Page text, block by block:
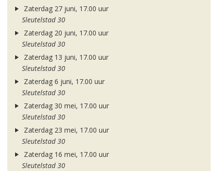
Zaterdag 27 juni, 17.00 uur
Sleutelstad 30
Zaterdag 20 juni, 17.00 uur
Sleutelstad 30
Zaterdag 13 juni, 17.00 uur
Sleutelstad 30
Zaterdag 6 juni, 17.00 uur
Sleutelstad 30
Zaterdag 30 mei, 17.00 uur
Sleutelstad 30
Zaterdag 23 mei, 17.00 uur
Sleutelstad 30
Zaterdag 16 mei, 17.00 uur
Sleutelstad 30